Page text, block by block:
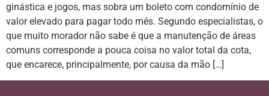
ginástica e jogos, mas sobra um boleto com condomínio de
valor elevado para pagar todo mês. Segundo especialistas, o
que muito morador não sabe é que a manutenção de áreas
comuns corresponde a pouca coisa no valor total da cota,
que encarece, principalmente, por causa da mão […]